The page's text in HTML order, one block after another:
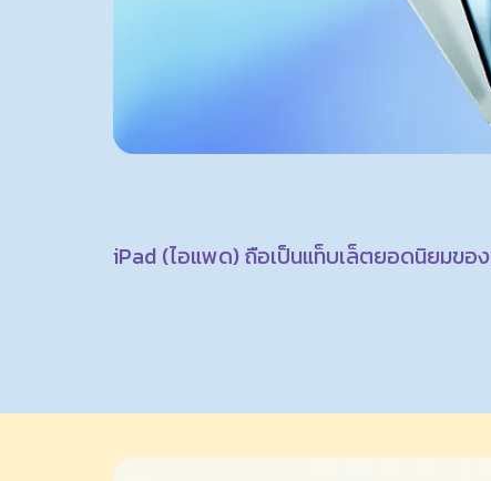
iPad (ไอแพด) ถือเป็นแท็บเล็ตยอดนิยมขอ